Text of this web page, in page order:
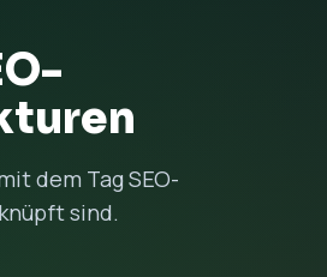
dem Tag SEO-
sind.